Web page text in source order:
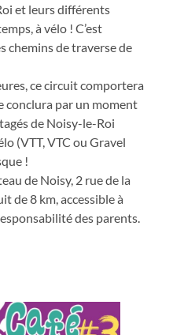
et leurs différents
à vélo ! C’est
chemins de traverse de
ce circuit comportera
conclura par un moment
de Noisy-le-Roi
(VTT, VTC ou Gravel
!
de Noisy, 2 rue de la
de 8 km, accessible à
des parents.